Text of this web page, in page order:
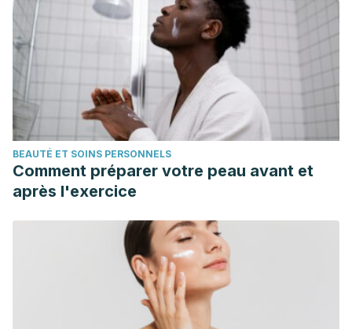
BEAUTÉ ET SOINS PERSONNELS
Comment préparer votre peau avant et
après l'exercice